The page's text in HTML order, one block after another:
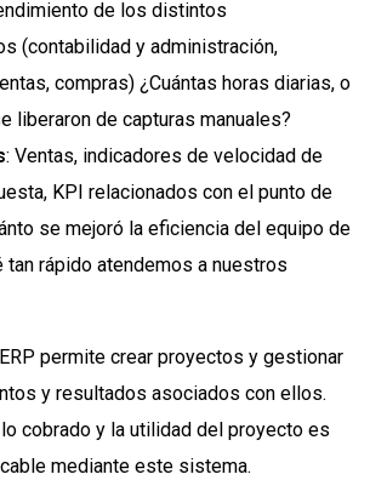
de los distintos
(contabilidad y administración,
compras) ¿Cuántas horas diarias, o
liberaron de capturas manuales?
: Ventas, indicadores de velocidad de
KPI relacionados con el punto de
se mejoró la eficiencia del equipo de
tan rápido atendemos a nuestros
permite crear proyectos y gestionar
y resultados asociados con ellos.
cobrado y la utilidad del proyecto es
mediante este sistema.